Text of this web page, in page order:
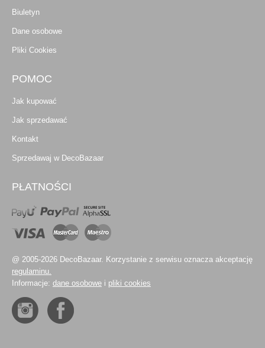
Biuletyn
Dane osobowe
Pliki Cookies
POMOC
Jak kupować
Jak sprzedawać
Kontakt
Sprzedawaj w DecoBazaar
PŁATNOŚCI
@ 2005-2026 DecoBazaar. Korzystanie z serwisu oznacza akceptację
regulaminu.
Informacje: dane osobowe i pliki cookies